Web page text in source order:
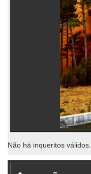
Não há inqueritos válidos.